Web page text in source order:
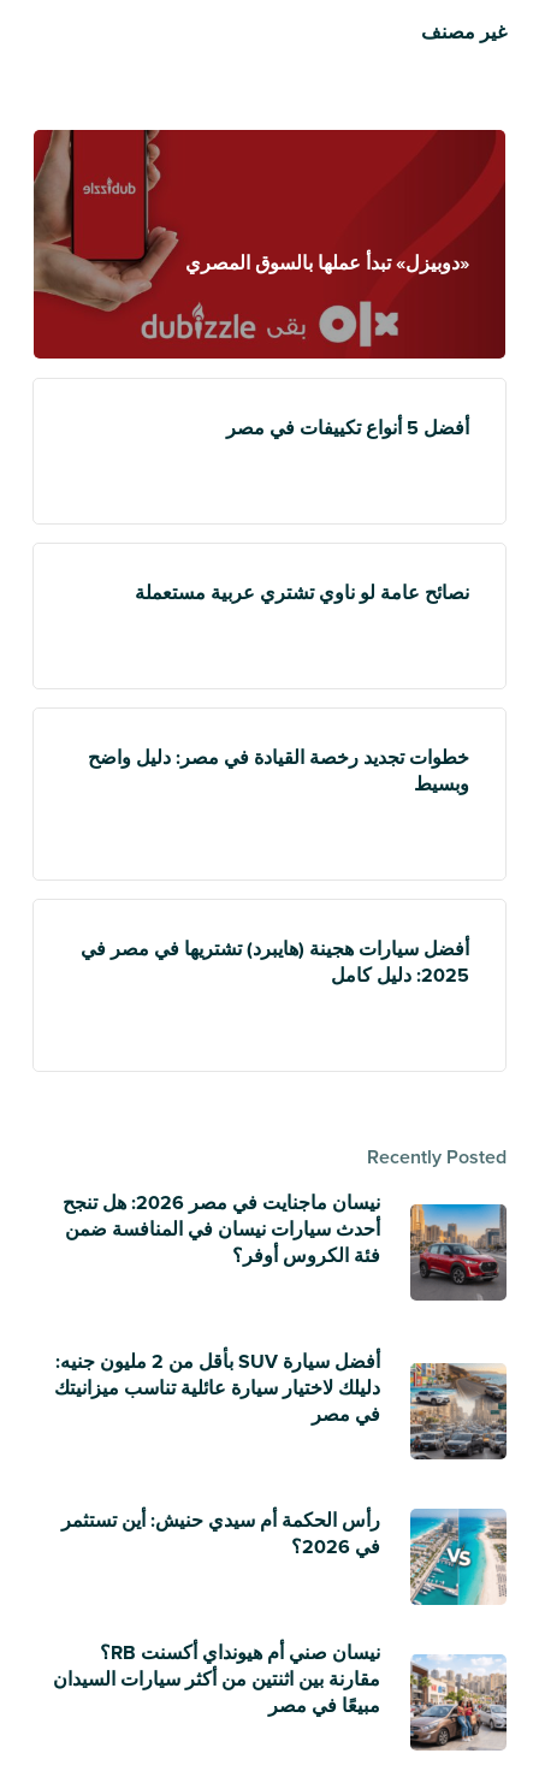
غير مصنف
«دوبيزل» تبدأ عملها بالسوق المصري
أفضل 5 أنواع تكييفات في مصر
نصائح عامة لو ناوي تشتري عربية مستعملة
خطوات تجديد رخصة القيادة في مصر: دليل واضح
وبسيط
أفضل سيارات هجينة (هايبرد) تشتريها في مصر في
2025: دليل كامل
Recently Posted
نيسان ماجنايت في مصر 2026: هل تنجح
أحدث سيارات نيسان في المنافسة ضمن
فئة الكروس أوفر؟
أفضل سيارة SUV بأقل من 2 مليون جنيه:
دليلك لاختيار سيارة عائلية تناسب ميزانيتك
في مصر
رأس الحكمة أم سيدي حنيش: أين تستثمر
في 2026؟
نيسان صني أم هيونداي أكسنت RB؟
مقارنة بين اثنتين من أكثر سيارات السيدان
مبيعًا في مصر